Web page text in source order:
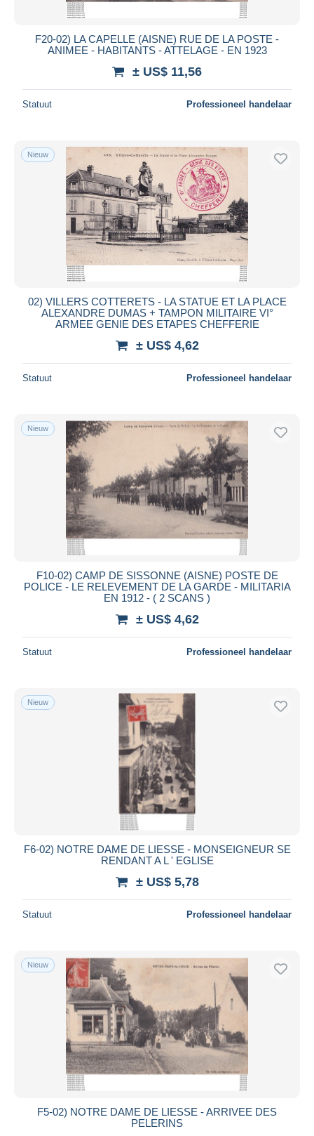
F20-02) LA CAPELLE (AISNE) RUE DE LA POSTE -
ANIMEE - HABITANTS - ATTELAGE - EN 1923
± US$ 11,56
Statuut Professioneel handelaar
Nieuw
02) VILLERS COTTERETS - LA STATUE ET LA PLACE
ALEXANDRE DUMAS + TAMPON MILITAIRE VI°
ARMEE GENIE DES ETAPES CHEFFERIE
± US$ 4,62
Statuut Professioneel handelaar
Nieuw
F10-02) CAMP DE SISSONNE (AISNE) POSTE DE
POLICE - LE RELEVEMENT DE LA GARDE - MILITARIA
EN 1912 - ( 2 SCANS )
± US$ 4,62
Statuut Professioneel handelaar
Nieuw
F6-02) NOTRE DAME DE LIESSE - MONSEIGNEUR SE
RENDANT A L ' EGLISE
± US$ 5,78
Statuut Professioneel handelaar
Nieuw
F5-02) NOTRE DAME DE LIESSE - ARRIVEE DES
PELERINS